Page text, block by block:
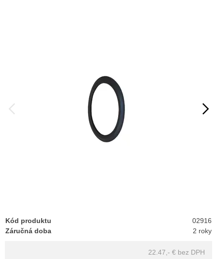
Kód produktu
02916
Záručná doba
2 roky
22.47,- € bez DPH